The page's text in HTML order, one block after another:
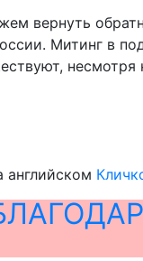
вернуть
Митинг в
английском